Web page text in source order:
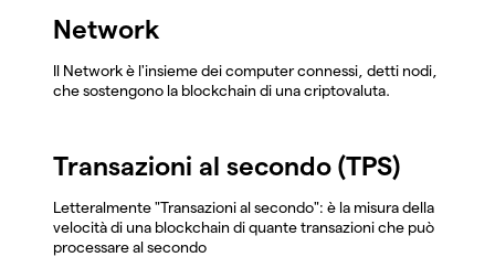
Network
Il Network è l'insieme dei computer connessi, detti nodi,
che sostengono la blockchain di una criptovaluta.
Transazioni al secondo (TPS)
Letteralmente "Transazioni al secondo": è la misura della
velocità di una blockchain di quante transazioni che può
processare al secondo